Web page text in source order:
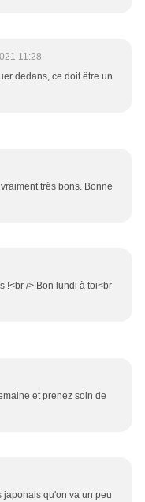
11:28
dedans, ce doit être un
très bons. Bonne
!<br /> Bon lundi à toi<br
et prenez soin de
japonais qu'on va un peu